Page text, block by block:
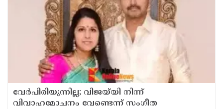
വേർപിരിയുന്നില്ല; വിജയ്‍യി നിന്ന്
വിവാഹമോചനം വേണ്ടെന്ന് സംഗീത